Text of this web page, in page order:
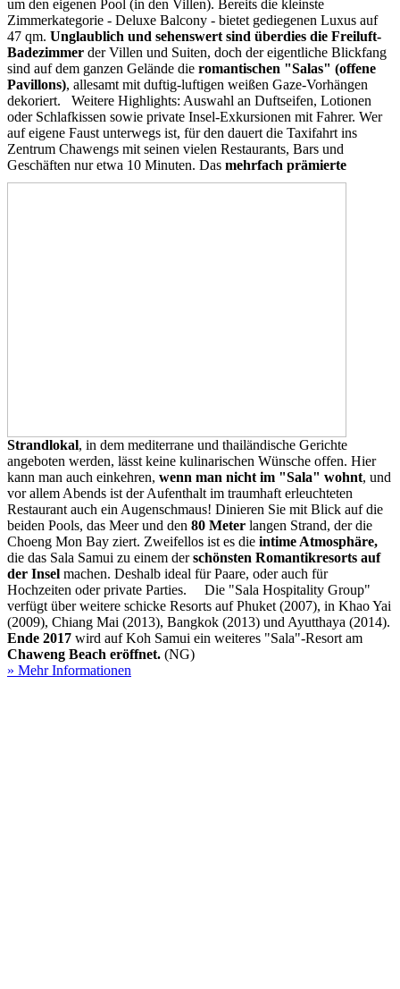
um den eigenen Pool (in den Villen). Bereits die kleinste
Zimmerkategorie - Deluxe Balcony - bietet gediegenen Luxus auf
47 qm. Unglaublich und sehenswert sind überdies die Freiluft-
Badezimmer der Villen und Suiten, doch der eigentliche Blickfang
sind auf dem ganzen Gelände die romantischen "Salas" (offene
Pavillons), allesamt mit duftig-luftigen weißen Gaze-Vorhängen
dekoriert. Weitere Highlights: Auswahl an Duftseifen, Lotionen
oder Schlafkissen sowie private Insel-Exkursionen mit Fahrer. Wer
auf eigene Faust unterwegs ist, für den dauert die Taxifahrt ins
Zentrum Chawengs mit seinen vielen Restaurants, Bars und
Geschäften nur etwa 10 Minuten. Das mehrfach prämierte
Strandlokal, in dem mediterrane und thailändische Gerichte
angeboten werden, lässt keine kulinarischen Wünsche offen. Hier
kann man auch einkehren, wenn man nicht im "Sala" wohnt, und
vor allem Abends ist der Aufenthalt im traumhaft erleuchteten
Restaurant auch ein Augenschmaus! Dinieren Sie mit Blick auf die
beiden Pools, das Meer und den 80 Meter langen Strand, der die
Choeng Mon Bay ziert. Zweifellos ist es die intime Atmosphäre,
die das Sala Samui zu einem derschönsten Romantikresorts auf
der Insel machen. Deshalb ideal für Paare, oder auch für
Hochzeiten oder private Parties. Die "Sala Hospitality Group"
verfügt über weitere schicke Resorts auf Phuket (2007), in Khao Yai
(2009), Chiang Mai (2013), Bangkok (2013) und Ayutthaya (2014).
Ende 2017 wird auf Koh Samui ein weiteres "Sala"-Resort am
Chaweng Beach eröffnet. (NG)
» Mehr Informationen